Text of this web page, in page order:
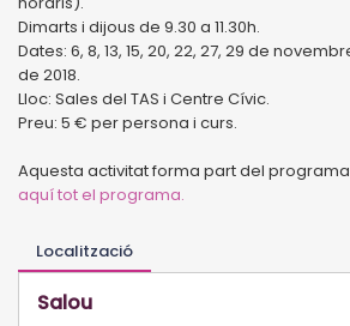
Dimarts i dijous de 9.30 a 11.30h.
Dates: 6, 8, 13, 15, 20, 22, 27, 29 de
de 2018.
Lloc: Sales del TAS i Centre Cívic.
Preu: 5 € per persona i curs.
Aquesta activitat forma part del programa
aquí tot el programa.
Localització
Salou